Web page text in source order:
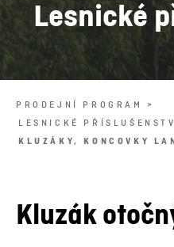
Lesnické
PRODEJNÍ PROGRAM >
LESNICKÉ
KLUZÁKY, KONCOVKY
Kluzák